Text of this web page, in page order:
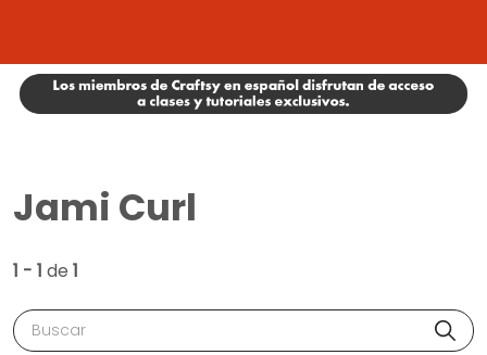
Jami Curl
1 - 1 de 1
Buscar